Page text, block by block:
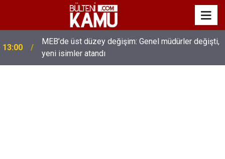
13:00
MEB’de üst düzey değişim: Genel müdürler değişti,
yeni isimler atandı